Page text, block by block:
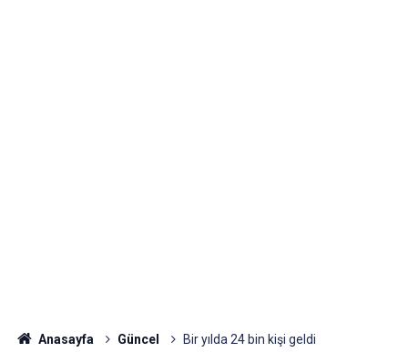
Anasayfa Güncel Bir yılda 24 bin kişi geldi